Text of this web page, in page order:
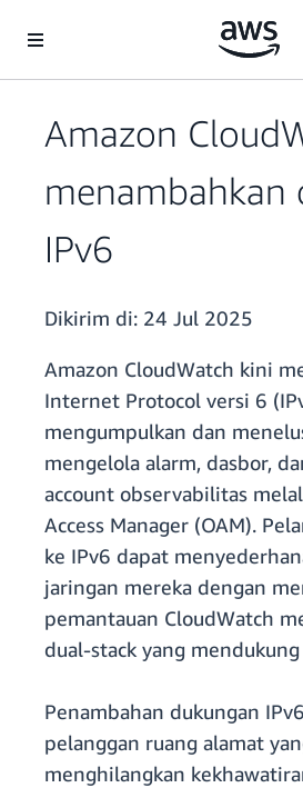
Amazon
menambahkan
IPv6
Dikirim di: 24 Jul 2025
Amazon CloudWatch kini
Internet Protocol versi 6
mengumpulkan dan
mengelola alarm, dasbor,
account observabilitas
Access Manager (OAM).
ke IPv6 dapat
jaringan mereka dengan
pemantauan CloudWatch
dual-stack yang
Penambahan dukungan
pelanggan ruang alamat
menghilangkan